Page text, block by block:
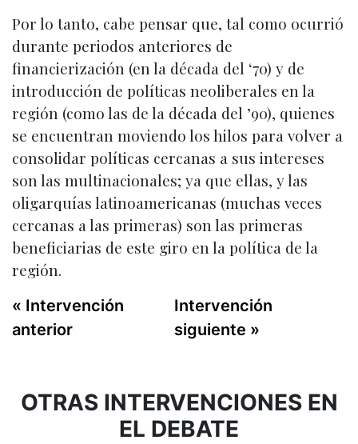
Por lo tanto, cabe pensar que, tal como ocurrió
durante periodos anteriores de
financierización (en la década del ‘70) y de
introducción de políticas neoliberales en la
región (como las de la década del ’90), quienes
se encuentran moviendo los hilos para volver a
consolidar políticas cercanas a sus intereses
son las multinacionales; ya que ellas, y las
oligarquías latinoamericanas (muchas veces
cercanas a las primeras) son las primeras
beneficiarias de este giro en la política de la
región.
« Intervención
anterior
Intervención
siguiente »
OTRAS INTERVENCIONES EN
EL DEBATE